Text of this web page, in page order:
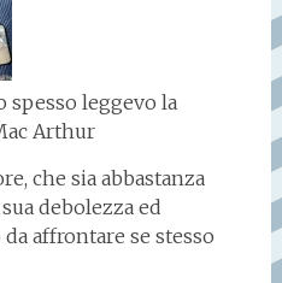
spesso leggevo la
Arthur
che sia abbastanza
debolezza ed
affrontare se stesso